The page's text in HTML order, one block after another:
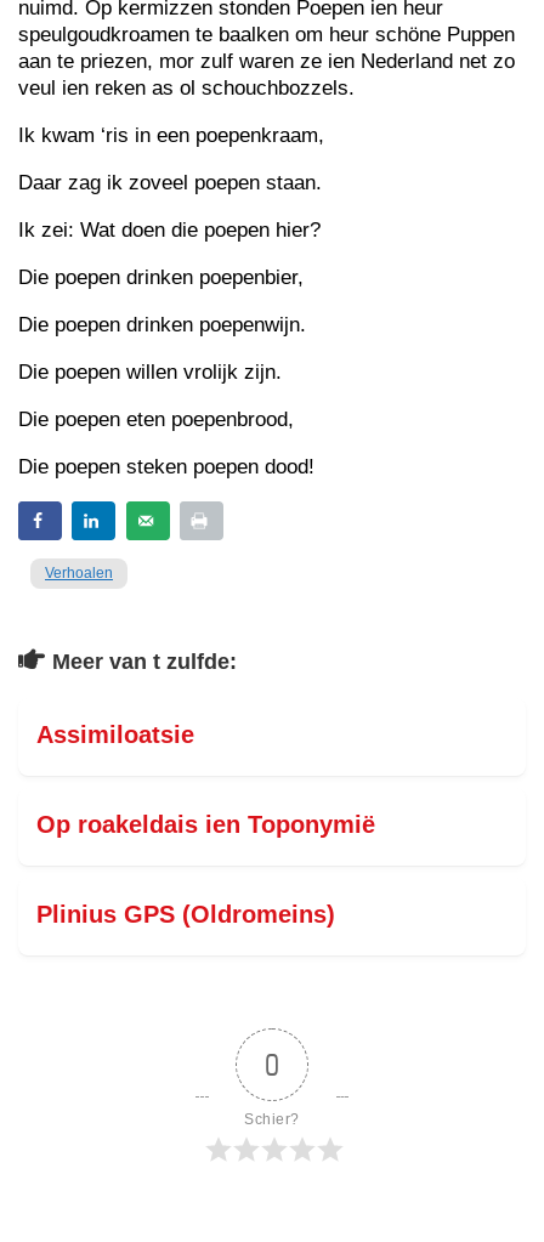
nuimd. Op kermizzen stonden Poepen ien heur
speulgoudkroamen te baalken om heur schöne Puppen
aan te priezen, mor zulf waren ze ien Nederland net zo
veul ien reken as ol schouchbozzels.
Ik kwam ‘ris in een poepenkraam,
Daar zag ik zoveel poepen staan.
Ik zei: Wat doen die poepen hier?
Die poepen drinken poepenbier,
Die poepen drinken poepenwijn.
Die poepen willen vrolijk zijn.
Die poepen eten poepenbrood,
Die poepen steken poepen dood!
Verhoalen
Meer van t zulfde:
Assimiloatsie
Op roakeldais ien Toponymië
Plinius GPS (Oldromeins)
0
Schier?